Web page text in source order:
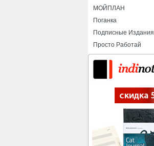
МОЙПЛАН
Поганка
Подписные Издания
Просто Работай